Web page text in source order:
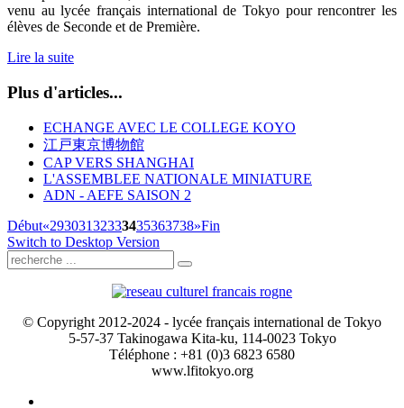
venu au lycée français international de Tokyo pour rencontrer les
élèves de Seconde et de Première.
Lire la suite
Plus d'articles...
ECHANGE AVEC LE COLLEGE KOYO
江戸東京博物館
CAP VERS SHANGHAI
L'ASSEMBLEE NATIONALE MINIATURE
ADN - AEFE SAISON 2
Début«29303132333435363738»Fin
Switch to Desktop Version
© Copyright 2012-2024 - lycée français international de Tokyo
5-57-37 Takinogawa Kita-ku, 114-0023 Tokyo
Téléphone : +81 (0)3 6823 6580
www.lfitokyo.org